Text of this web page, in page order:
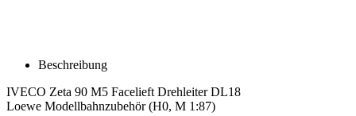
Beschreibung
IVECO Zeta 90 M5 Facelieft Drehleiter DL18
Loewe Modellbahnzubehör (H0, M 1:87)